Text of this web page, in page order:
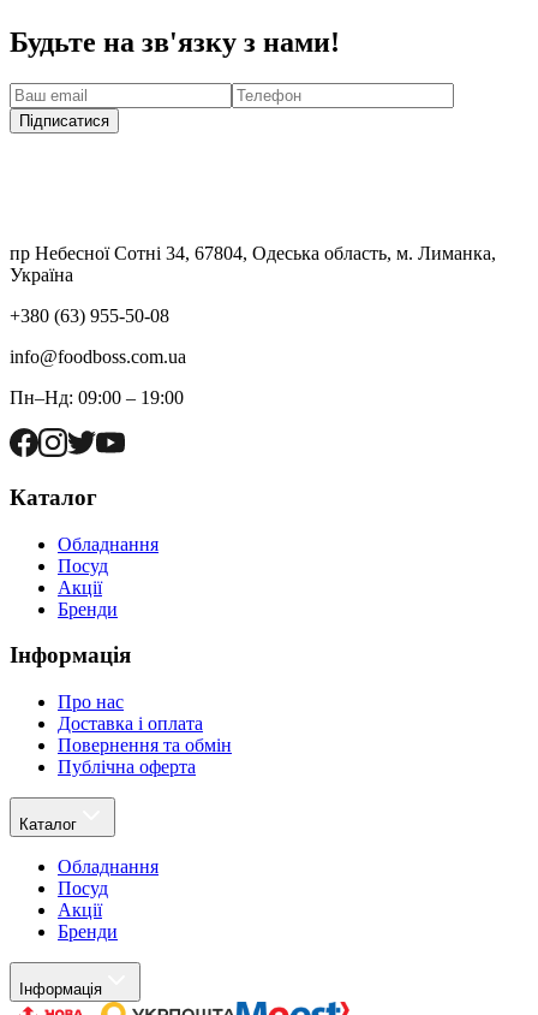
Будьте на зв'язку з нами!
Підписатися
пр Небесної Сотні 34, 67804, Одеська область, м. Лиманка,
Україна
+380 (63) 955-50-08
info@foodboss.com.ua
Пн–Нд: 09:00 – 19:00
Каталог
Обладнання
Посуд
Акції
Бренди
Інформація
Про нас
Доставка і оплата
Повернення та обмін
Публічна оферта
Каталог
Обладнання
Посуд
Акції
Бренди
Інформація